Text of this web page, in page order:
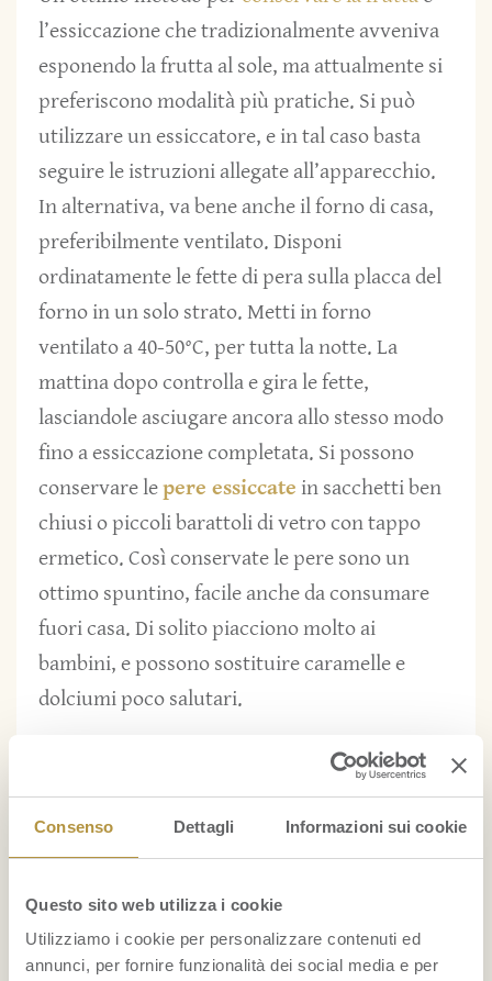
Consenso Dettagli Informazioni sui cookie
Questo sito web utilizza i cookie
Utilizziamo i cookie per personalizzare contenuti ed
annunci, per fornire funzionalità dei social media e per
l’essiccazione che tradizionalmente avveniva
esponendo la frutta al sole, ma attualmente si
preferiscono modalità più pratiche. Si può
utilizzare un essiccatore, e in tal caso basta
seguire le istruzioni allegate all’apparecchio.
In alternativa, va bene anche il forno di casa,
preferibilmente ventilato. Disponi
ordinatamente le fette di pera sulla placca del
forno in un solo strato. Metti in forno
ventilato a 40-50°C, per tutta la notte. La
mattina dopo controlla e gira le fette,
lasciandole asciugare ancora allo stesso modo
fino a essiccazione completata. Si possono
conservare lepere essiccate in sacchetti ben
chiusi o piccoli barattoli di vetro con tappo
ermetico. Così conservate le pere sono un
ottimo spuntino, facile anche da consumare
fuori casa. Di solito piacciono molto ai
bambini, e possono sostituire caramelle e
dolciumi poco salutari.
Le pere Fratelli
Orsero
numerose. Le più conosciute sono leAbate, le